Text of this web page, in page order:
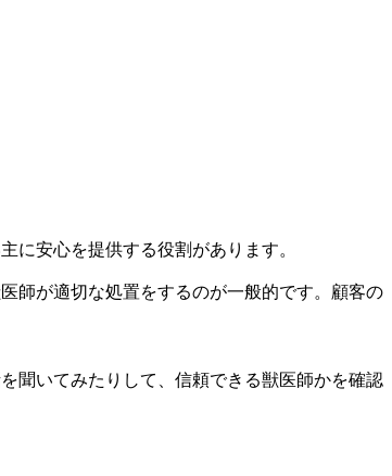
に安心を提供する役割があります。
師が適切な処置をするのが一般的です。顧客の
聞いてみたりして、信頼できる獣医師かを確認